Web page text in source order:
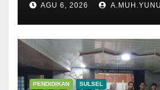
AGU 6, 2026
PENDIDIKAN SULSEL